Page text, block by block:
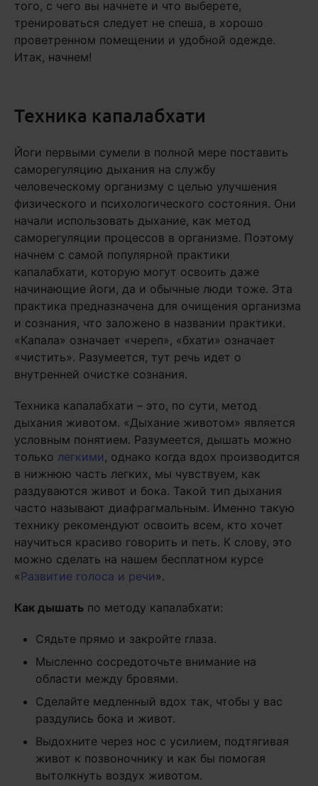
того, с чего вы начнете и что выберете,
тренироваться следует не спеша, в хорошо
проветренном помещении и удобной одежде.
Итак, начнем!
Техника капалабхати
Йоги первыми сумели в полной мере поставить
саморегуляцию дыхания на службу
человеческому организму с целью улучшения
физического и психологического состояния. Они
начали использовать дыхание, как метод
саморегуляции процессов в организме. Поэтому
начнем с самой популярной практики
капалабхати, которую могут освоить даже
начинающие йоги, да и обычные люди тоже. Эта
практика предназначена для очищения организма
и сознания, что заложено в названии практики.
«Капала» означает «череп», «бхати» означает
«чистить». Разумеется, тут речь идет о
внутренней очистке сознания.
Техника капалабхати – это, по сути, метод
дыхания животом. «Дыхание животом» является
условным понятием. Разумеется, дышать можно
только легкими , однако когда вдох производится
в нижнюю часть легких, мы чувствуем, как
раздуваются живот и бока. Такой тип дыхания
часто называют диафрагмальным. Именно такую
технику рекомендуют освоить всем, кто хочет
научиться красиво говорить и петь. К слову, это
можно сделать на нашем бесплатном курсе
«Развитие голоса и речи».
Как дышать по методу капалабхати:
Сядьте прямо и закройте глаза.
Мысленно сосредоточьте внимание на
области между бровями.
Сделайте медленный вдох так, чтобы у вас
раздулись бока и живот.
Выдохните через нос с усилием, подтягивая
живот к позвоночнику и как бы помогая
вытолкнуть воздух животом.